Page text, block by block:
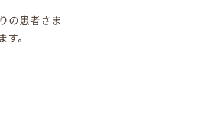
の患者さま
。